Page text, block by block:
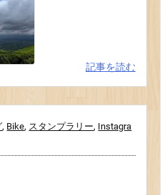
記事を読む
, Bike, スタンプラリー, Instagra